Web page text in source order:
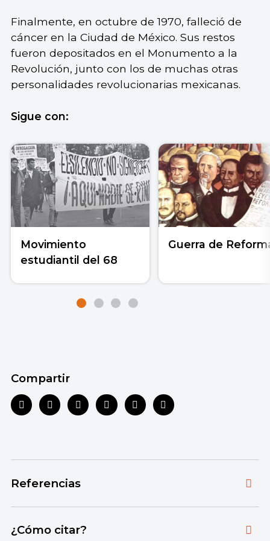
Finalmente, en octubre de 1970, falleció de
cáncer en la Ciudad de México. Sus restos
fueron depositados en el Monumento a la
Revolución, junto con los de muchas otras
personalidades revolucionarias mexicanas.
Sigue con:
Movimiento
estudiantil del 68
Guerra de
Compartir
Referencias
Toda la información que ofrecemos está
¿Cómo citar?